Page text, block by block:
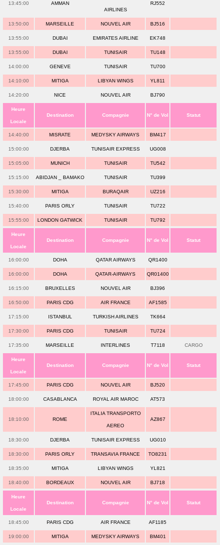
13:45:00
AMMAN
AIRLINES
RJ552
13:50:00 MARSEILLE NOUVEL AIR BJ516
13:55:00 DUBAI EMIRATES AIRLINE EK748
13:55:00 DUBAI TUNISAIR TU148
14:00:00 GENEVE TUNISAIR TU700
14:10:00 MITIGA LIBYAN WINGS YL811
14:20:00 NICE NOUVEL AIR BJ790
Heure
Locale
Destination Compagnie N° de Vol Statut
14:40:00 MISRATE MEDYSKY AIRWAYS BM417
15:00:00 DJERBA TUNISAIR EXPRESS UG008
15:05:00 MUNICH TUNISAIR TU542
15:15:00 ABIDJAN _ BAMAKO TUNISAIR TU399
15:30:00 MITIGA BURAQAIR UZ216
15:40:00 PARIS ORLY TUNISAIR TU722
15:55:00 LONDON GATWICK TUNISAIR TU792
Heure
Locale
Destination Compagnie N° de Vol Statut
16:00:00 DOHA QATAR AIRWAYS QR1400
16:00:00 DOHA QATAR-AIRWAYS QR01400
16:15:00 BRUXELLES NOUVEL AIR BJ396
16:50:00 PARIS CDG AIR FRANCE AF1585
17:15:00 ISTANBUL TURKISH AIRLINES TK664
17:30:00 PARIS CDG TUNISAIR TU724
17:35:00 MARSEILLE INTERLINES T7118 CARGO
Heure
Locale
Destination Compagnie N° de Vol Statut
17:45:00 PARIS CDG NOUVEL AIR BJ520
18:00:00 CASABLANCA ROYAL AIR MAROC AT573
18:10:00 ROME
ITALIA TRANSPORTO
AEREO
AZ867
18:30:00 DJERBA TUNISAIR EXPRESS UG010
18:30:00 PARIS ORLY TRANSAVIA FRANCE TO8231
18:35:00 MITIGA LIBYAN WINGS YL821
18:40:00 BORDEAUX NOUVEL AIR BJ718
Heure
Locale
Destination Compagnie N° de Vol Statut
18:45:00 PARIS CDG AIR FRANCE AF1185
19:00:00 MITIGA MEDYSKY AIRWAYS BM401